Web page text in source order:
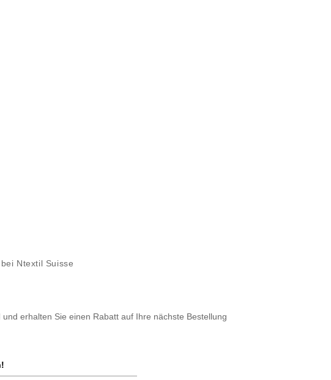
bei Ntextil Suisse
erhalten Sie einen Rabatt auf Ihre nächste Bestellung